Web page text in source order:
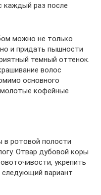
каждый раз после
можно не только
и придать пышности
темный оттенок.
волос
основного
молотые кофейные
в ротовой полости
Отвар дубовой коры
укрепить
вариант